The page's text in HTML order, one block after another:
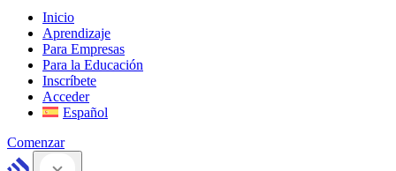
Inicio
Aprendizaje
Para Empresas
Para la Educación
Inscríbete
Acceder
Español
Comenzar